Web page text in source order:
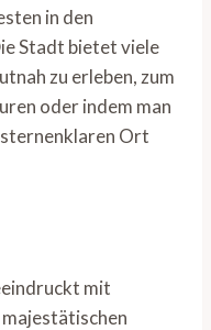
in den
Stadt bietet viele
zu erleben, zum
oder indem man
sternenklaren Ort
mit